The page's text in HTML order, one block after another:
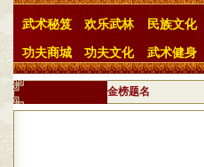
武术秘笈 欢乐武林 民族文化
功夫商城 功夫文化 武术健身
金榜题名